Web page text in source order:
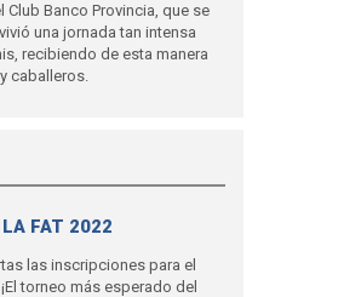
Club Banco Provincia, que se
una jornada tan intensa
recibiendo de esta manera
caballeros.
FAT 2022
las inscripciones para el
torneo más esperado del